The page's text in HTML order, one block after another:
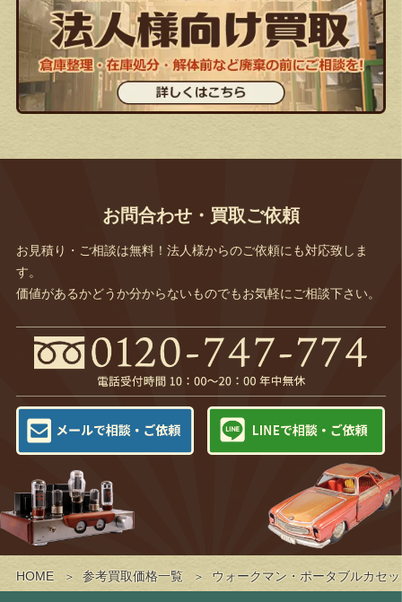
HOME 参考買取価格一覧 ウォークマン・ポータブルカセ
お問合わせ・買取ご依頼
お見積り・ご相談は無料！法人様からのご依頼にも対応致しま
す。
価値があるかどうか分からないものでもお気軽にご相談下さい。